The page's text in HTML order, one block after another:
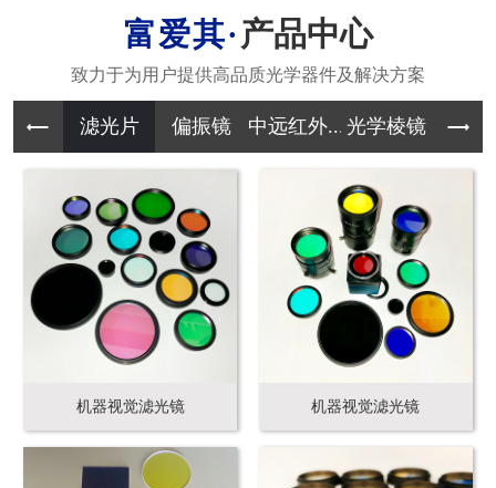
产品中心
滤光片 偏振镜 中远红外... 光学棱镜 其它
机器视觉滤光镜 机器视觉滤光镜